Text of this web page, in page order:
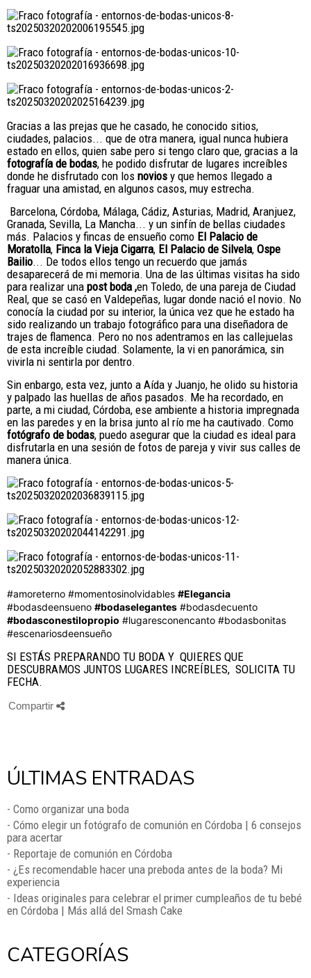
Gracias a las prejas que he casado, he conocido sitios,
ciudades, palacios... que de otra manera, igual nunca hubiera
estado en ellos, quien sabe pero si tengo claro que, gracias a la
fotografía de bodas, he podido disfrutar de lugares increíbles
donde he disfrutado con los novios y que hemos llegado a
fraguar una amistad, en algunos casos, muy estrecha.
Barcelona, Córdoba, Málaga, Cádiz, Asturias, Madrid, Aranjuez,
Granada, Sevilla, La Mancha... y un sinfín de bellas ciudades
más. Palacios y fincas de ensueño como El Palacio de
Moratolla, Finca la Vieja Cigarra, El Palacio de Silvela, Ospe
Bailio... De todos ellos tengo un recuerdo que jamás
desaparecerá de mi memoria. Una de las últimas visitas ha sido
para realizar una post boda ,en Toledo, de una pareja de Ciudad
Real, que se casó en Valdepeñas, lugar donde nació el novio. No
conocía la ciudad por su interior, la única vez que he estado ha
sido realizando un trabajo fotográfico para una diseñadora de
trajes de flamenca. Pero no nos adentramos en las callejuelas
de esta increíble ciudad. Solamente, la vi en panorámica, sin
vivirla ni sentirla por dentro.
Sin enbargo, esta vez, junto a Aída y Juanjo, he olido su historia
y palpado las huellas de años pasados. Me ha recordado, en
parte, a mi ciudad, Córdoba, ese ambiente a historia impregnada
en las paredes y en la brisa junto al río me ha cautivado. Como
fotógrafo de bodas, puedo asegurar que la ciudad es ideal para
disfrutarla en una sesión de fotos de pareja y vivir sus calles de
manera única.
#amoreterno #momentosinolvidables #Elegancia
#bodasdeensueno #bodaselegantes #bodasdecuento
#bodasconestilopropio #lugaresconencanto #bodasbonitas
#escenariosdeensueño
SI ESTÁS PREPARANDO TU BODA Y QUIERES QUE
DESCUBRAMOS JUNTOS LUGARES INCREÍBLES, SOLICITA TU
FECHA.
Compartir
ÚLTIMAS ENTRADAS
- Como organizar una boda
- Cómo elegir un fotógrafo de comunión en Córdoba | 6 consejos
para acertar
- Reportaje de comunión en Córdoba
- ¿Es recomendable hacer una preboda antes de la boda? Mi
experiencia
- Ideas originales para celebrar el primer cumpleaños de tu bebé
en Córdoba | Más allá del Smash Cake
CATEGORÍAS